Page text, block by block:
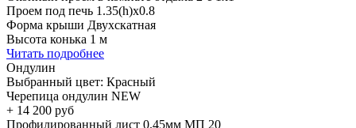
Проем под печь 1.35(h)x0.8
Форма крыши Двухскатная
Высота конька 1 м
Читать подробнее
Ондулин
Выбранный цвет: Красный
Черепица ондулин NEW
+ 14 200 руб
Профилированный лист 0.45мм МП 20